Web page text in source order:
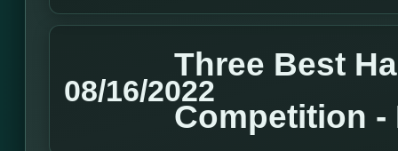
08/16/2022
Three Best
Competition -